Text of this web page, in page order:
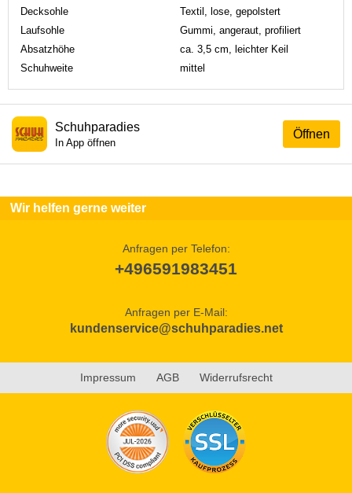
Decksohle
Textil, lose, gepolstert
Laufsohle
Gummi, angeraut, profiliert
Absatzhöhe
ca. 3,5 cm, leichter Keil
Schuhweite
mittel
Öffnen
Schuhparadies
In App öffnen
Wir helfen gerne weiter
Anfragen per Telefon:
+496591983451
Anfragen per E-Mail:
kundenservice@schuhparadies.net
Impressum AGB Widerrufsrecht